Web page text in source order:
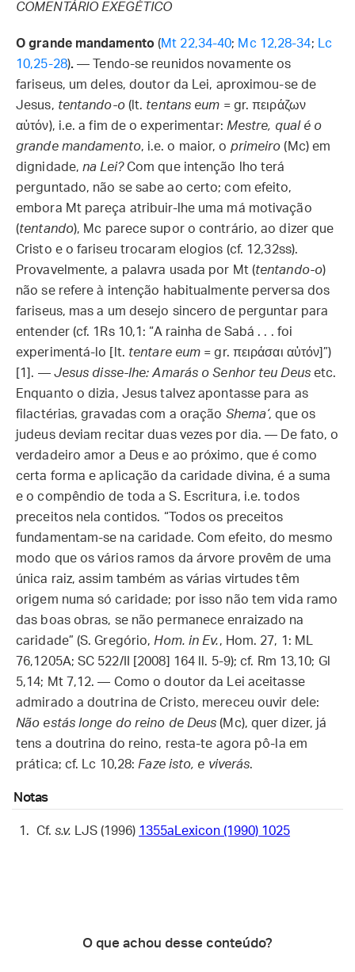
COMENTÁRIO EXEGÉTICO
O grande mandamento(Mt 22,34-40; Mc 12,28-34;
Lc
10,25-28). — Tendo-se reunidos novamente os
fariseus, um deles, doutor da Lei, aproximou-se de
Jesus, tentando-o(lt. tentans eum = gr. πειράζων
αὐτόν), i.e. a fim de o experimentar: Mestre, qual é o
grande mandamento, i.e. o maior, o primeiro (Mc) em
dignidade,na Lei?Com que intenção lho terá
perguntado, não se sabe ao certo; com efeito,
embora Mt pareça atribuir-lhe uma má motivação
(tentando), Mc parece supor o contrário, ao dizer que
Cristo e o fariseu trocaram elogios (cf. 12,32ss).
Provavelmente, a palavra usada por Mt (tentando-o)
não se refere à intenção habitualmente perversa dos
fariseus, mas a um desejo sincero de perguntar para
entender (cf. 1Rs 10,1: “A rainha de Sabá . . . foi
experimentá-lo [lt. tentare eum = gr. πειράσαι αὐτόν]”)
[1]. — Jesus disse-lhe: Amarás o Senhor teu Deusetc.
Enquanto o dizia, Jesus talvez apontasse para as
filactérias, gravadas com a oração Shema‘, que os
judeus deviam recitar duas vezes por dia. — De fato, o
verdadeiro amor a Deus e ao próximo, que é como
certa forma e aplicação da caridade divina, é a suma
e o compêndio de toda a S. Escritura, i.e. todos
preceitos nela contidos. “Todos os preceitos
fundamentam-se na caridade. Com efeito, do mesmo
modo que os vários ramos da árvore provêm de uma
única raiz, assim também as várias virtudes têm
origem numa só caridade; por isso não tem vida ramo
das boas obras, se não permanece enraizado na
caridade” (S. Gregório, Hom. in Ev., Hom. 27, 1: ML
76,1205A; SC 522/II [2008] 164 ll. 5-9); cf. Rm 13,10; Gl
5,14; Mt 7,12. — Como o doutor da Lei aceitasse
admirado a doutrina de Cristo, mereceu ouvir dele:
Não estás longe do reino de Deus (Mc), quer dizer, já
tens a doutrina do reino, resta-te agora pô-la em
prática; cf. Lc 10,28: Faze isto, e viverás.
Notas
Cf. s.v. LJS (1996) 1355aLexicon (1990) 1025
O que achou desse conteúdo?